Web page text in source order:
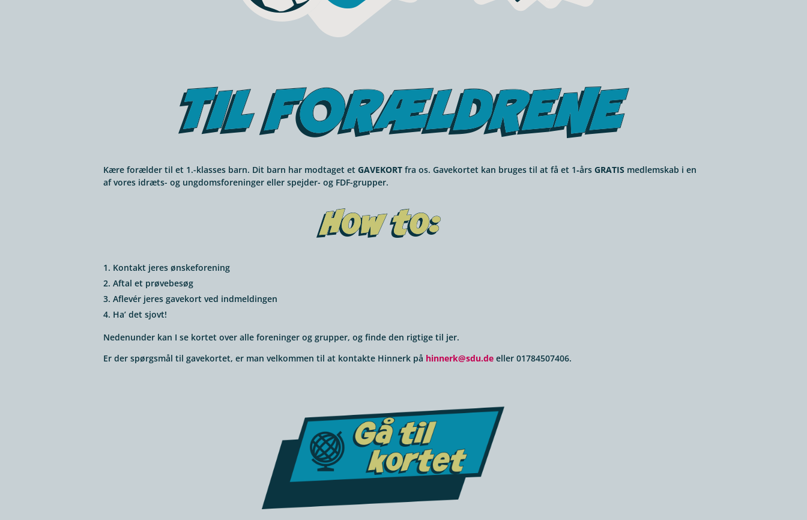
Kære for­æl­der til et 1.-klasses barn. Dit barn har mod­ta­get et GAVE­KORT fra os. Gave­kor­tet kan bruges til at få et 1‑års GRATIS med­lem­skab i en
af vores idræts- og ung­doms­for­e­nin­ger eller spej­der- og FDF-grupper.
Kon­takt jeres ønskeforening
Aftal et prøvebesøg
Aflevér jeres gave­kort ved indmeldingen
Ha’ det sjovt!
Nede­nun­der kan I se kortet over alle for­e­nin­ger og grup­per, og finde den rig­tige til jer.
Er der spørgs­mål til gave­kor­tet, er man vel­kom­men til at kon­takte Hin­n­erk på hinnerk@sdu.de eller 01784507406.